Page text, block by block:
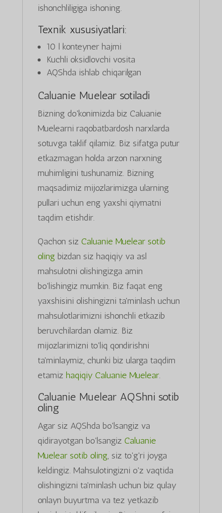
ishonchliligiga ishoning.
Texnik xususiyatlari:
10 l konteyner hajmi
Kuchli oksidlovchi vosita
AQShda ishlab chiqarilgan
Caluanie Muelear sotiladi
Bizning do'konimizda biz Caluanie
Muelearni raqobatbardosh narxlarda
sotuvga taklif qilamiz. Biz sifatga putur
etkazmagan holda arzon narxning
muhimligini tushunamiz. Bizning
maqsadimiz mijozlarimizga ularning
pullari uchun eng yaxshi qiymatni
taqdim etishdir.
Qachon siz Caluanie Muelear sotib
oling bizdan siz haqiqiy va asl
mahsulotni olishingizga amin
bo'lishingiz mumkin. Biz faqat eng
yaxshisini olishingizni ta'minlash uchun
mahsulotlarimizni ishonchli etkazib
beruvchilardan olamiz. Biz
mijozlarimizni to'liq qondirishni
ta'minlaymiz, chunki biz ularga taqdim
etamiz haqiqiy Caluanie Muelear.
Caluanie Muelear AQShni sotib
oling
Agar siz AQShda bo'lsangiz va
qidirayotgan bo'lsangiz Caluanie
Muelear sotib oling, siz to'g'ri joyga
keldingiz. Mahsulotingizni o'z vaqtida
olishingizni ta'minlash uchun biz qulay
onlayn buyurtma va tez yetkazib